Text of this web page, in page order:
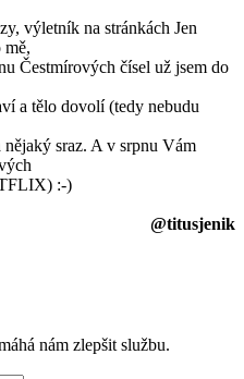
výletník na stránkách Jen
Čestmírových čísel už jsem do
a tělo dovolí (tedy nebudu
nějaký sraz. A v srpnu Vám
:-)
@titusjenik
nám zlepšit službu.